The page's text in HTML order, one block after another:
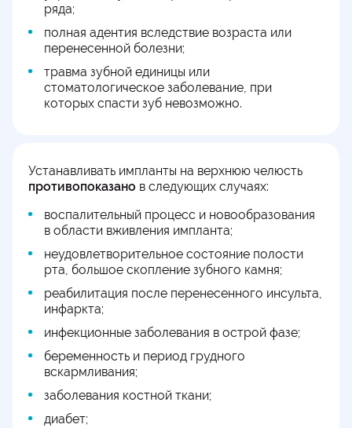
ряда;
полная адентия вследствие возраста или
перенесенной болезни;
травма зубной единицы или
стоматологическое заболевание, при
которых спасти зуб невозможно.
Устанавливать импланты на верхнюю челюсть
противопоказано в следующих случаях:
воспалительный процесс и новообразования
в области вживления импланта;
неудовлетворительное состояние полости
рта, большое скопление зубного камня;
реабилитация после перенесенного инсульта,
инфаркта;
инфекционные заболевания в острой фазе;
беременность и период грудного
вскармливания;
заболевания костной ткани;
диабет;